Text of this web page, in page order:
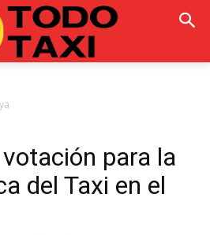
para la
del Taxi en el